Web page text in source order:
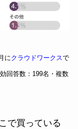
にクラウドワークスで
回答数：199名・複数
で買っている